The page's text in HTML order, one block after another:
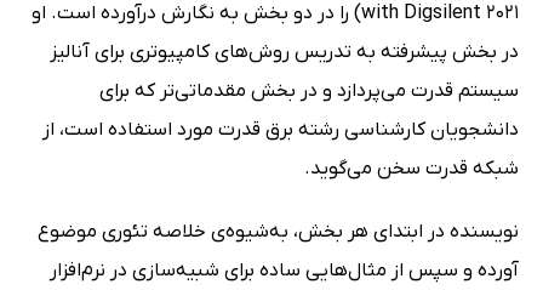
with Digsilent 2021) را در دو بخش به نگارش درآورده است. او
در بخش پیشرفته به تدریس روش‌های کامپیوتری برای آنالیز
سیستم قدرت می‌پردازد و در بخش مقدماتی‌تر که برای
دانشجویان کارشناسی رشته برق قدرت مورد استفاده است، از
شبکه قدرت سخن می‌گوید.
نویسنده در ابتدای هر بخش،‌ به‌شیوه‌ی خلاصه تئوری موضوع
آورده و سپس از مثال‌هایی ساده برای شبیه‌سازی در نرم‌افزار